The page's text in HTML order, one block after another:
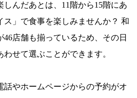
しんだあとは、11階から15階にあ
ス」で食事を楽しみませんか？ 和
店舗も揃っているため、その日
せて選ぶことができます。
話やホームページからの予約がオ